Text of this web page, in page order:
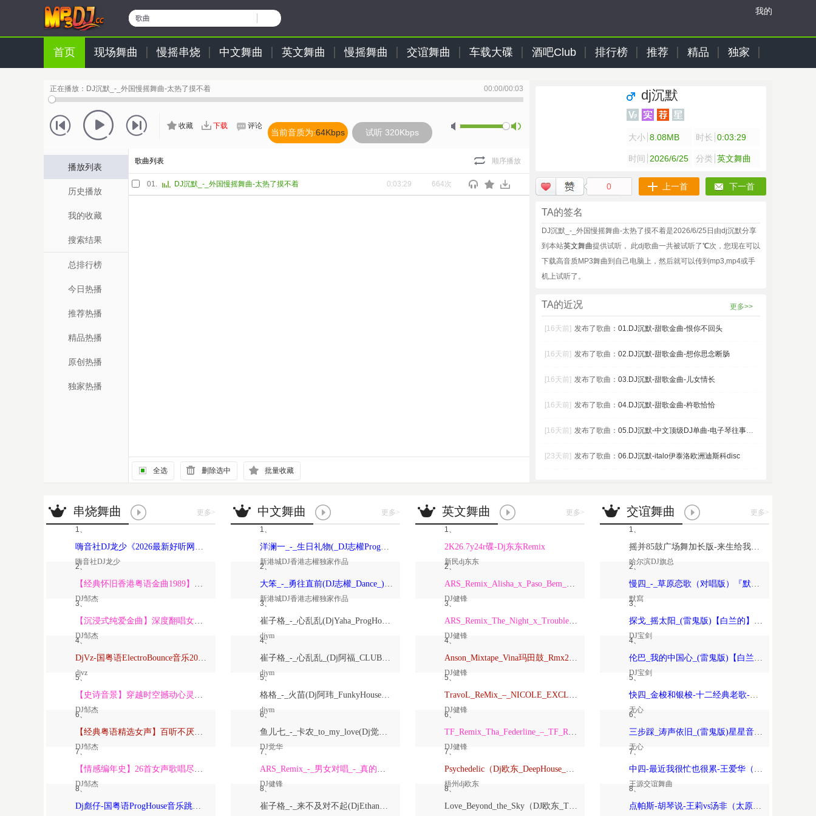
歌曲
我的
首页 现场舞曲 慢摇串烧 中文舞曲 英文舞曲 慢摇舞曲 交谊舞曲 车载大碟 酒吧Club 排行榜 推荐 精品 独家
正在播放： DJ沉默_-_外国慢摇舞曲-太热了摸不着 00:00/00:03
收藏 下载 评论
当前音质为:64Kbps 试听 320Kbps
播放列表
历史播放
我的收藏
搜索结果
总排行榜
今日热播
推荐热播
精品热播
原创热播
独家热播
歌曲列表 顺序播放
01. DJ沉默_-_外国慢摇舞曲-太热了摸不着 0:03:29 664次
全选 删除选中 批量收藏
dj沉默
大小 8.08MB 时长 0:03:29
时间 2026/6/25 分类 英文舞曲
0 上一首 下一首
TA的签名
DJ沉默_-_外国慢摇舞曲-太热了摸不着是2026/6/25日由dj沉默分享
到本站英文舞曲提供试听， 此dj歌曲一共被试听了℃次，您现在可以
下载高音质MP3舞曲到自己电脑上，然后就可以传到mp3,mp4或手
机上试听了。
TA的近况 更多>>
[16天前] 发布了歌曲： 01.DJ沉默-甜歌金曲-恨你不回头
[16天前] 发布了歌曲： 02.DJ沉默-甜歌金曲-想你思念断肠
[16天前] 发布了歌曲： 03.DJ沉默-甜歌金曲-儿女情长
[16天前] 发布了歌曲： 04.DJ沉默-甜歌金曲-杵歌恰恰
[16天前] 发布了歌曲： 05.DJ沉默-中文顶级DJ单曲-电子琴往事只能回
[23天前] 发布了歌曲： 06.DJ沉默-italo伊泰洛欧洲迪斯科disc
串烧舞曲 更多>
1、
嗨音社DJ龙少《2026最新好听网络伤感歌曲推荐·深爱过的人一生惦记》
嗨音社DJ龙少
2、
【经典怀旧香港粤语金曲1989】高潮版【DJ邹杰】
DJ邹杰
3、
【沉浸式纯爱金曲】深度翻唱女声版【DJ邹杰】_
DJ邹杰
4、
DjVz-国粤语ElectroBounce音乐2026讲不出再见怀旧版蹦迪跳舞大碟
djvz
5、
【史诗音景】穿越时空撼动心灵的管弦乐【DJ邹杰】
DJ邹杰
6、
【经典粤语精选女声】百听不厌深度翻唱版【DJ邹杰】_
DJ邹杰
7、
【情感编年史】26首女声歌唱尽从暗恋到放下的全部【DJ邹杰】
DJ邹杰
8、
Dj彪仔-国粤语ProgHouse音乐跳舞街vs心要让你听见串烧Vol.39
中文舞曲 更多>
1、
洋澜一_-_生日礼物(_DJ志權ProgHouse_)无心睡眠鼓国语女原创Mix
新港城DJ香港志權独家作品
2、
大笨_-_勇往直前(DJ志權_Dance_)粤语男原创Mix
新港城DJ香港志權独家作品
3、
崔子格_-_心乱乱(DjYaha_ProgHouse_Mix国语女)
djym
4、
崔子格_-_心乱乱_(Dj阿福_CLUB_Mix国语女)
djym
5、
格格_-_火苗(Dj阿玮_FunkyHouse_Mix国语女)
djym
6、
鱼儿七_-_卡农_to_my_love(Dj觉华_Electro_Rmx_2026_V2)
DJ觉华
7、
ARS_Remix_-_男女对唱_-_真的爱着你
DJ健锋
8、
崔子格_-_来不及对不起(DjEthan翊轩_Melbourne_Mix国语女)
英文舞曲 更多>
1、
2K26.7y24r碟-Dj东东Remix
新民dj东东
2、
ARS_Remix_Alisha_x_Paso_Bem_Solto_2K25_ft_Daa_LeemingWart_Alexis
DJ健锋
3、
ARS_Remix_The_Night_x_Trouble_Is_A_Friend_x_Forver_Young_2K24…
DJ健锋
4、
Anson_Mixtape_Vina玛田鼓_Rmx2026_150
DJ健锋
5、
TravoL_ReMix_–_NICOLE_EXCLUSIVE_康熙TOYOKI_落泪_TravoL_HarderMix
DJ健锋
6、
TF_Remix_Tha_Federline_–_TF_Remix_DOTARapture_TF_REMIX_2026_VVIP
DJ健锋
7、
Psychedelic（Dj欧东_DeepHouse_2026）
梧州dj欧东
8、
Love_Beyond_the_Sky（DJ欧东_Trance）
交谊舞曲 更多>
1、
摇并85鼓广场舞加长版-来生给我一个家-恰恰恰恰恰【哈尔滨DJ旗总音乐工作室独家制作】
哈尔滨DJ旗总
2、
慢四_-_草原恋歌（对唱版）『默寫制作』
默寫
3、
探戈_摇太阳_(雷鬼版)【白兰的】-宝剑制作
DJ宝剑
4、
伦巴_我的中国心_(雷鬼版)【白兰的】-宝剑制作
DJ宝剑
5、
快四_金梭和银梭-十二经典老歌-无心制作
无心
6、
三步踩_涛声依旧_(雷鬼版)星星音乐屋、晚风音乐屋-无心制作
无心
7、
中四-最近我很忙也很累-王爱华（太原-王源制作）
王源交谊舞曲
8、
点帕斯-胡琴说-王莉vs汤非（太原-王源制作）